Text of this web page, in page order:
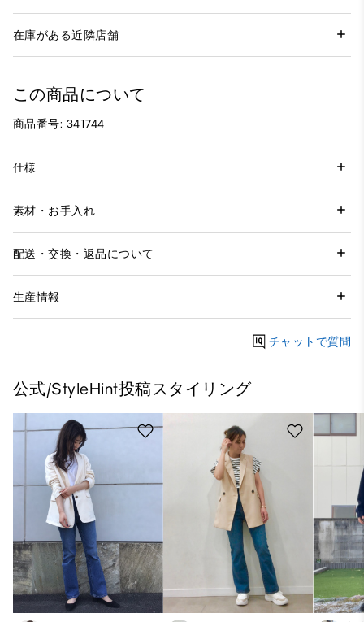
在庫がある近隣店舗
この商品について
商品番号: 341744
仕様
素材・お手入れ
配送・交換・返品について
生産情報
チャットで質問
公式/StyleHint投稿スタイリング